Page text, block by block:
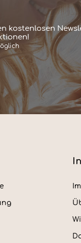
kostenlosen